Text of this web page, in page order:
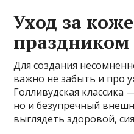
Уход за
праздником
Для создания
важно не забыть и про
Голливудская классика
но и безупречный
выглядеть здоровой,